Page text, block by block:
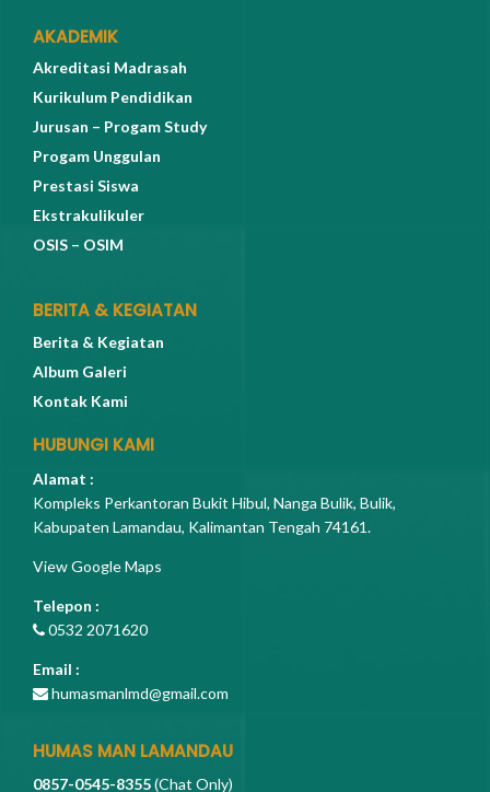
AKADEMIK
Akreditasi Madrasah
Kurikulum Pendidikan
Jurusan – Progam Study
Progam Unggulan
Prestasi Siswa
Ekstrakulikuler
OSIS – OSIM
BERITA & KEGIATAN
Berita & Kegiatan
Album Galeri
Kontak Kami
HUBUNGI KAMI
Alamat :
Kompleks Perkantoran Bukit Hibul, Nanga Bulik, Bulik,
Kabupaten Lamandau, Kalimantan Tengah 74161.
View Google Maps
Telepon :
0532 2071620
Email :
humasmanlmd@gmail.com
HUMAS MAN LAMANDAU
0857-0545-8355(Chat Only)